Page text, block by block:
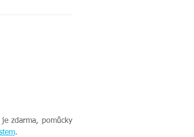
zdarma, pomůcky
.